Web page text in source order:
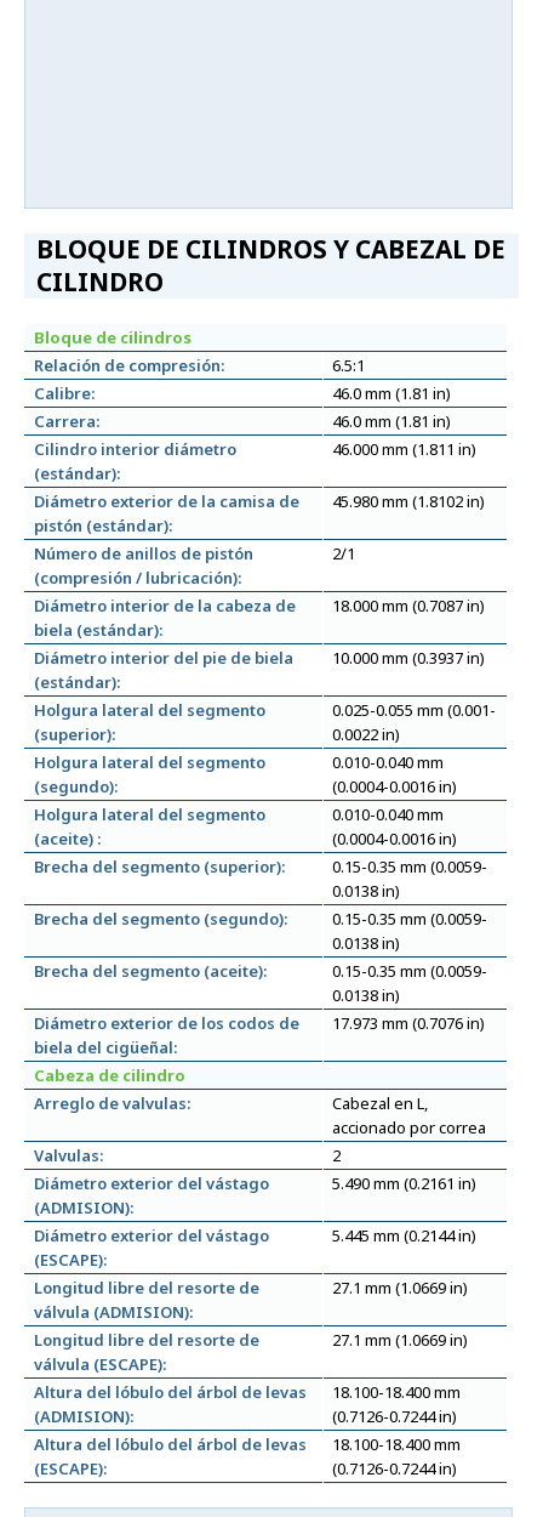
BLOQUE DE CILINDROS Y CABEZAL DE
CILINDRO
Bloque de cilindros
Relación de compresión:
6.5:1
Calibre:
46.0 mm (1.81 in)
Carrera:
46.0 mm (1.81 in)
Cilindro interior diámetro
(estándar):
46.000 mm (1.811 in)
Diámetro exterior de la camisa de
pistón (estándar):
45.980 mm (1.8102 in)
Número de anillos de pistón
(compresión / lubricación):
2/1
Diámetro interior de la cabeza de
biela (estándar):
18.000 mm (0.7087 in)
Diámetro interior del pie de biela
(estándar):
10.000 mm (0.3937 in)
Holgura lateral del segmento
(superior):
0.025-0.055 mm (0.001-
0.0022 in)
Holgura lateral del segmento
(segundo):
0.010-0.040 mm
(0.0004-0.0016 in)
Holgura lateral del segmento
(aceite) :
0.010-0.040 mm
(0.0004-0.0016 in)
Brecha del segmento (superior):
0.15-0.35 mm (0.0059-
0.0138 in)
Brecha del segmento (segundo):
0.15-0.35 mm (0.0059-
0.0138 in)
Brecha del segmento (aceite):
0.15-0.35 mm (0.0059-
0.0138 in)
Diámetro exterior de los codos de
biela del cigüeñal:
17.973 mm (0.7076 in)
Cabeza de cilindro
Arreglo de valvulas:
Cabezal en L,
accionado por correa
Valvulas:
2
Diámetro exterior del vástago
(ADMISION):
5.490 mm (0.2161 in)
Diámetro exterior del vástago
(ESCAPE):
5.445 mm (0.2144 in)
Longitud libre del resorte de
válvula (ADMISION):
27.1 mm (1.0669 in)
Longitud libre del resorte de
válvula (ESCAPE):
27.1 mm (1.0669 in)
Altura del lóbulo del árbol de levas
(ADMISION):
18.100-18.400 mm
(0.7126-0.7244 in)
Altura del lóbulo del árbol de levas
(ESCAPE):
18.100-18.400 mm
(0.7126-0.7244 in)